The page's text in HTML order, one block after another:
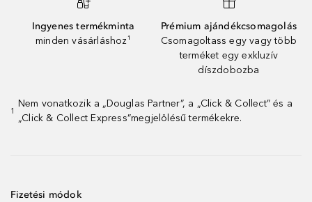
Ingyenes termékminta
minden vásárláshoz¹
Prémium ajándékcsomagolás
Csomagoltass egy vagy több
terméket egy exkluzív
díszdobozba
1
Nem vonatkozik a „Douglas Partner”, a „Click & Collect” és a
„Click & Collect Express”megjelölésű termékekre.
Fizetési módok